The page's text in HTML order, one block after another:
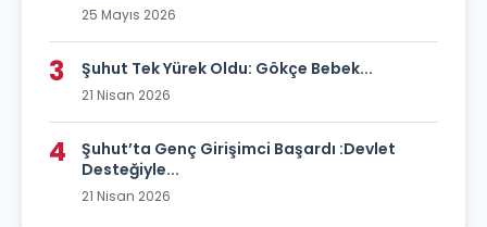
25 Mayıs 2026
3 Şuhut Tek Yürek Oldu: Gökçe Bebek...
21 Nisan 2026
4
Şuhut’ta Genç Girişimci Başardı :Devlet
Desteğiyle...
21 Nisan 2026